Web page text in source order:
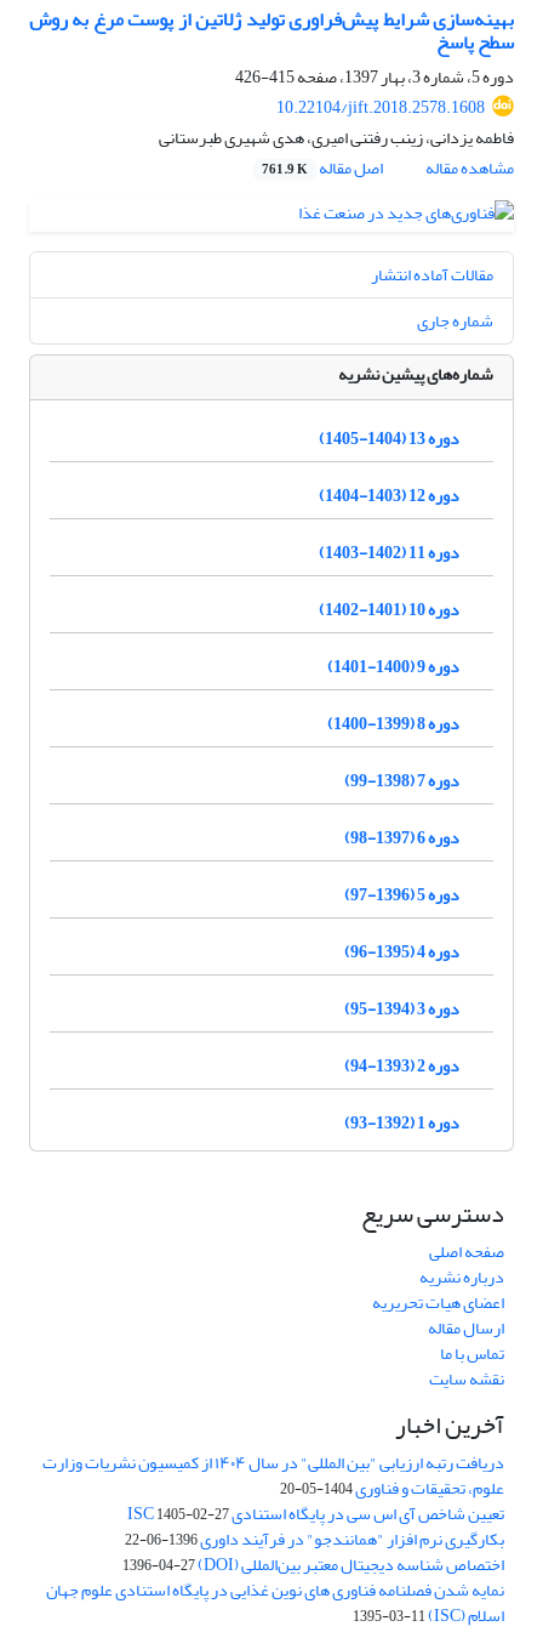
بهینه‌سازی شرایط پیش‌فراوری تولید ژلاتین از پوست مرغ به روش
سطح پاسخ
دوره 5، شماره 3، بهار 1397، صفحه
415-426
10.22104/jift.2018.2578.1608
فاطمه یزدانی، زینب رفتنی امیری، هدی شهیری طبرستانی
مشاهده مقاله
اصل مقاله 761.9 K
مقالات آماده انتشار
شماره جاری
شماره‌های پیشین نشریه
دوره 13 (1404-1405)
دوره 12 (1403-1404)
دوره 11 (1402-1403)
دوره 10 (1401-1402)
دوره 9 (1400-1401)
دوره 8 (1399-1400)
دوره 7 (1398-99)
دوره 6 (1397-98)
دوره 5 (1396-97)
دوره 4 (1395-96)
دوره 3 (1394-95)
دوره 2 (1393-94)
دوره 1 (1392-93)
دسترسی سریع
صفحه اصلی
درباره نشریه
اعضای هیات تحریریه
ارسال مقاله
تماس با ما
نقشه سایت
آخرین اخبار
دریافت رتبه ارزیابی "بین المللی" در سال ۱۴۰۴ از کمیسیون نشریات وزارت
علوم، تحقیقات و فناوری1404-05-20
تعیین شاخص آی اس سی در پایگاه استنادی ISC1405-02-27
بکارگیری نرم افزار "همانندجو" در فرآیند داوری1396-06-22
اختصاص شناسه دیجیتال معتبر بین‌المللی (DOI) 1396-04-27
نمایه شدن فصلنامه فناوری های نوین غذایی در پایگاه استنادی علوم جهان
اسلام (ISC) 1395-03-11